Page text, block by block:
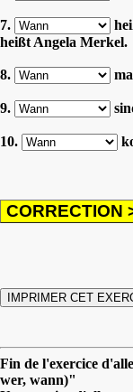
7.
heißt Angela Merkel.
8.
9.
10.
Fin de l'exercice
wer, wann)"